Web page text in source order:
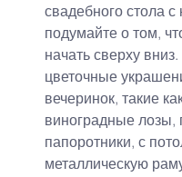
свадебного стола с
подумайте о том,
начать сверху
цветочные
вечеринок, такие
виноградные
папоротники, с
металлическую